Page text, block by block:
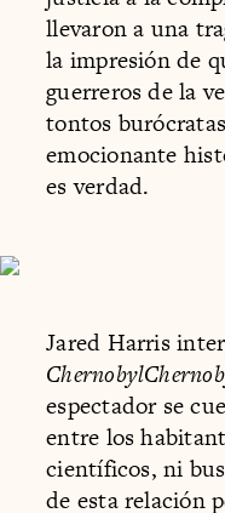
llevaron a una
la impresión de
guerreros de la
tontos
emocionante
es verdad.
Jared Harris
espectador se
entre los
científicos, ni
de esta relación